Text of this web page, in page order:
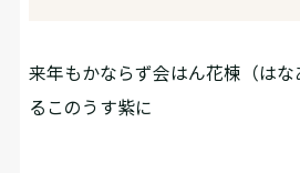
来年もかならず会はん花楝（は
るこのうす紫に